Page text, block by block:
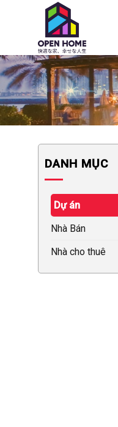
DANH MỤC
Dự án
Nhà Bán
Nhà cho thuê